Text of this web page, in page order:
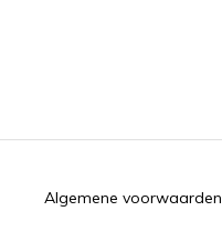
Algemene voorwaarden